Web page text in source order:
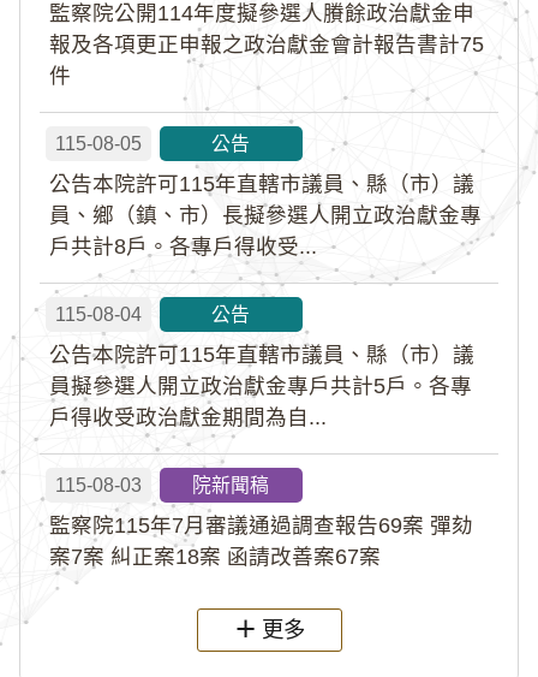
監察院公開114年度擬參選人賸餘政治獻金申
報及各項更正申報之政治獻金會計報告書計75
件
115-08-05 公告
公告本院許可115年直轄市議員、縣（市）議
員、鄉（鎮、市）長擬參選人開立政治獻金專
戶共計8戶。各專戶得收受...
115-08-04 公告
公告本院許可115年直轄市議員、縣（市）議
員擬參選人開立政治獻金專戶共計5戶。各專
戶得收受政治獻金期間為自...
115-08-03 院新聞稿
監察院115年7月審議通過調查報告69案 彈劾
案7案 糾正案18案 函請改善案67案
更多